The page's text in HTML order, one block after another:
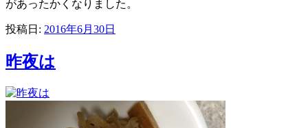
があったかくなりました。
投稿日: 2016年6月30日
昨夜は